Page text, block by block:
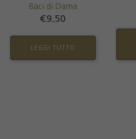
Baci di Dama
€9.50
LEGGI TUTTO